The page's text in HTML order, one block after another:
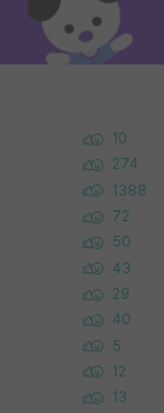
10
274
1388
72
50
43
29
40
5
12
13